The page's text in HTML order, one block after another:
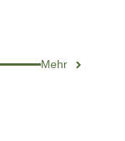
Mehr